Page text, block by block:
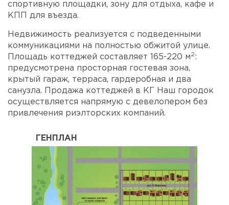
спортивную площадки, зону для отдыха, кафе и
КПП для въезда.
Недвижимость реализуется с подведенными
коммуникациями на полностью обжитой улице.
Площадь коттеджей составляет 165-220 м2:
предусмотрена просторная гостевая зона,
крытый гараж, терраса, гардеробная и два
санузла. Продажа коттеджей в КГ Наш городок
осуществляется напрямую с девелопером без
привлечения риэлторских компаний.
ГЕНПЛАН